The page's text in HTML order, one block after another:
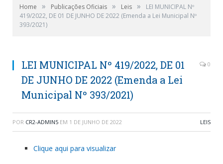
Home » Publicações Oficiais » Leis »
LEI MUNICIPAL Nº
419/2022, DE 01 DE JUNHO DE 2022 (Emenda a Lei Municipal Nº
393/2021)
LEI MUNICIPAL Nº 419/2022, DE 01
DE JUNHO DE 2022 (Emenda a Lei
Municipal Nº 393/2021)
0
POR CR2-ADMIN5 EM 1 DE JUNHO DE 2022 LEIS
Clique aqui para visualizar